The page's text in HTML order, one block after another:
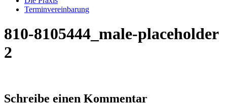
Terminvereinbarung
810-8105444_male-placeholder
2
Schreibe einen Kommentar